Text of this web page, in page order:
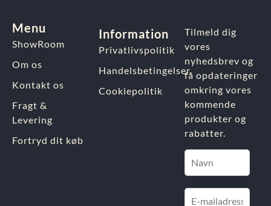
Menu
ShowRoom
Om os
Kontakt os
Fragt &
Levering
Fortryd dit køb
Information
Privatlivspolitik
Handelsbetingelser
Cookiepolitik
Tilmeld dig
vores
nyhedsbrev og
få opdateringer
omkring vores
kommende
produkter og
rabatter.